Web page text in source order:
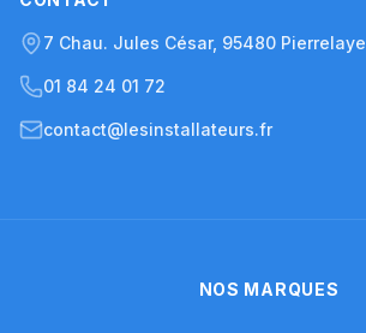
7 Chau. Jules César, 95480 Pierrelaye
01 84 24 01 72
contact@lesinstallateurs.fr
NOS MARQUES